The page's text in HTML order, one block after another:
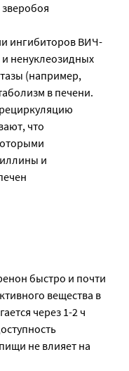
зверобоя
ингибиторов ВИЧ-
ненуклеозидных
(например,
в печени.
что
и
быстро и почти
вещества в
через 1-2 ч
не влияет на